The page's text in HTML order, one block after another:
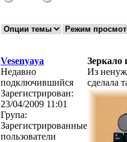
Vesenyaya
Зеркало
Недавно
подключившийся
Зарегистрирован:
23/04/2009 11:01
Група:
Зарегистрированные
пользователи
Из
сделала